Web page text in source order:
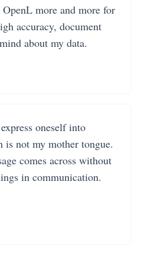
more and more for
accuracy, document
about my data.
oneself into
is not my mother tongue.
comes across without
in communication.